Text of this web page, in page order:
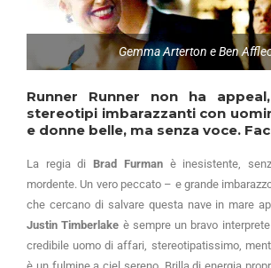
Gemma Arterton e Ben
Runner Runner non ha
stereotipi imbarazzanti con
e donne belle, ma senza voce.
La regia di Brad Furmanè inesistente,
mordente. Un vero peccato – e grande
che cercano di salvare questa nave in mare
Justin Timberlake è sempre un bravo
credibile uomo di affari, stereotipatissimo,